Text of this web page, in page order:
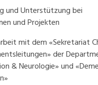
und Unterstützung bei
und Projekten
mit dem «Sekretariat
der
& Neurologie» und